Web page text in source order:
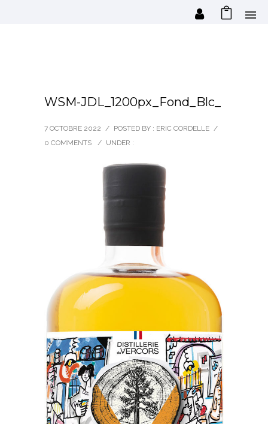
WSM-JDL_1200px_Fond_Blc_
7 OCTOBRE 2022 / POSTED BY : ERIC CORDELLE /
0 COMMENTS
/ UNDER :